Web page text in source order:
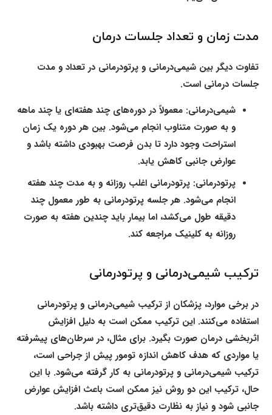
مدت زمان و تعداد جلسات درمان
تفاوت دیگر بین شیمی‌درمانی و پرتودرمانی در تعداد و مدت
جلسات درمانی است.
شیمی‌درمانی: معمولاً در دوره‌های چند هفته‌ای یا چند ماهه
و به صورت متناوب انجام می‌شود. بین هر دوره یک زمان
استراحت وجود دارد تا بدن فرصت بهبودی داشته باشد و
عوارض جانبی کاهش یابد.
پرتودرمانی: پرتودرمانی اغلب روزانه و به مدت چند هفته
انجام می‌شود. هر جلسه پرتودرمانی به طور معمول چند
دقیقه طول می‌کشد، اما بیمار باید چندین هفته به صورت
روزانه به کلینیک مراجعه کند.
ترکیب شیمی‌درمانی و پرتودرمانی
در برخی موارد، پزشکان از ترکیب شیمی‌درمانی و پرتودرمانی
استفاده می‌کنند. این ترکیب ممکن است به دلیل افزایش
اثربخشی درمان صورت بگیرد. برای مثال، در سرطان‌های پیشرفته
یا مواردی که هدف کاهش اندازه تومور پیش از جراحی است،
ترکیب شیمی‌درمانی و پرتودرمانی به کار گرفته می‌شود. با این
حال، ترکیب این دو روش نیز ممکن است باعث افزایش عوارض
جانبی شود و نیاز به نظارت دقیق‌تری داشته باشد.